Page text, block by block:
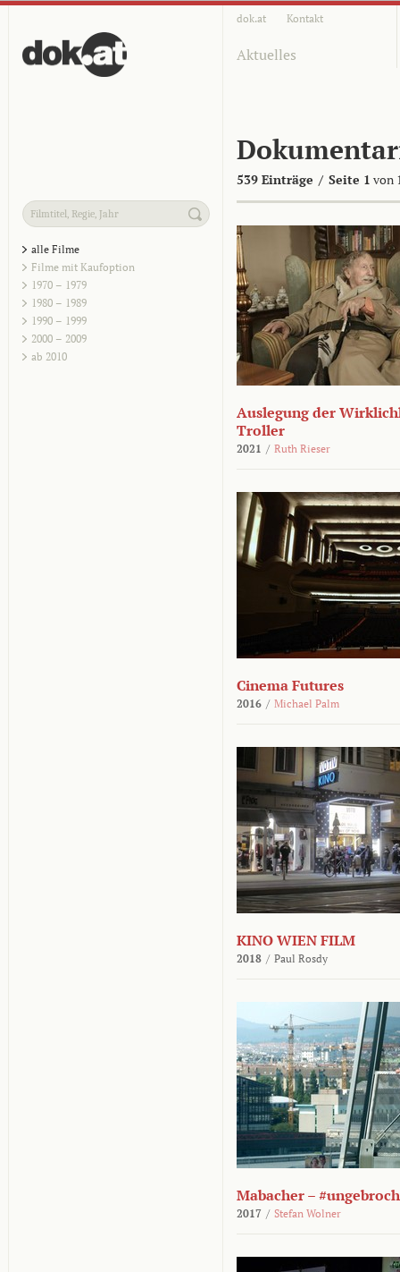
dok.at Kontakt
Aktuelles
539 Einträge / Seite 1 von
alle Filme
Filme mit Kaufoption
1970 – 1979
1980 – 1989
1990 – 1999
2000 – 2009
ab 2010
Auslegung der
Troller
2021 / Ruth Rieser
Cinema Futures
2016 / Michael Palm
KINO WIEN FILM
2018 / Paul Rosdy
Mabacher –
2017 / Stefan Wolner